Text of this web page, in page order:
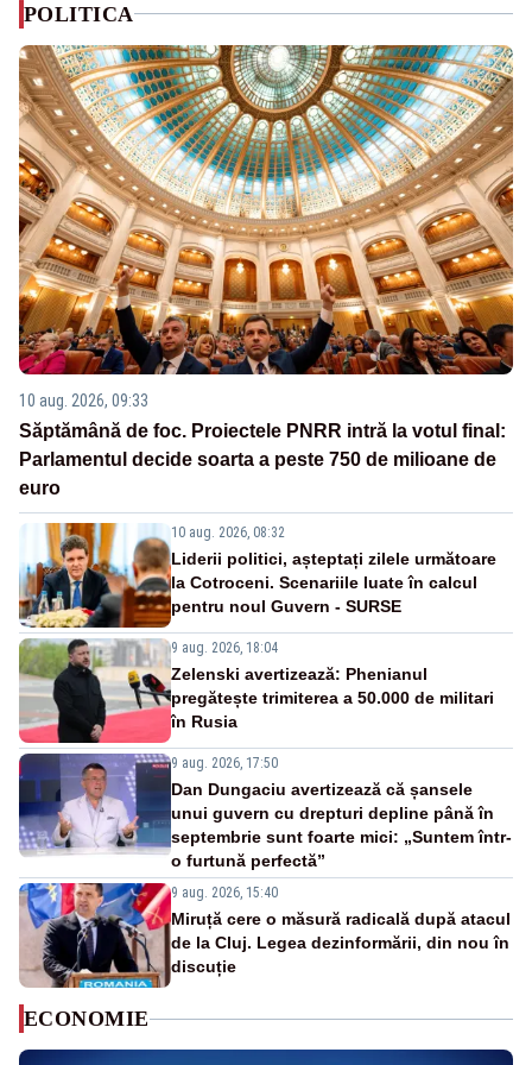
POLITICA
10 aug. 2026, 09:33
Săptămână de foc. Proiectele PNRR intră la votul final:
Parlamentul decide soarta a peste 750 de milioane de
euro
10 aug. 2026, 08:32
Liderii politici, așteptați zilele următoare
la Cotroceni. Scenariile luate în calcul
pentru noul Guvern - SURSE
9 aug. 2026, 18:04
Zelenski avertizează: Phenianul
pregătește trimiterea a 50.000 de militari
în Rusia
9 aug. 2026, 17:50
Dan Dungaciu avertizează că șansele
unui guvern cu drepturi depline până în
septembrie sunt foarte mici: „Suntem într-
o furtună perfectă”
9 aug. 2026, 15:40
Miruță cere o măsură radicală după atacul
de la Cluj. Legea dezinformării, din nou în
discuție
ECONOMIE